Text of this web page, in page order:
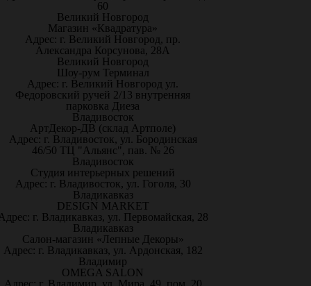
60
Великий Новгород
Магазин «Квадратура»
Адрес: г. Великий Новгород, пр.
Александра Корсунова, 28А
Великий Новгород
Шоу-рум Терминал
Адрес: г. Великий Новгород ул.
Федоровский ручей 2/13 внутренняя
парковка Диеза
Владивосток
АртДекор-ДВ (склад Артполе)
Адрес: г. Владивосток, ул. Бородинская
46/50 ТЦ "Альянс", пав. № 26
Владивосток
Студия интерьерных решений
Адрес: г. Владивосток, ул. Гоголя, 30
Владикавказ
DESIGN MARKET
г. Владикавказ, ул. Первомайская, 28
Владикавказ
Салон-магазин «Лепные Декоры»
Адрес: г. Владикавказ, ул. Ардонская, 182
Владимир
OMEGA SALON
Адрес: г. Владимир, ул. Мира, 49, пом. 20